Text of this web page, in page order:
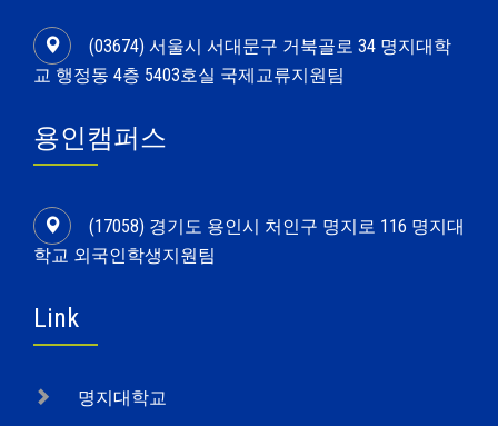
(03674) 서울시 서대문구 거북골로 34 명지대학
교 행정동 4층 5403호실 국제교류지원팀
용인캠퍼스
(17058) 경기도 용인시 처인구 명지로 116 명지대
학교 외국인학생지원팀
Link
명지대학교